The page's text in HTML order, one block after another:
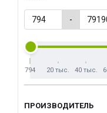
-
794 20 тыс. 40 тыс.
ПРОИЗВОДИТЕЛЬ